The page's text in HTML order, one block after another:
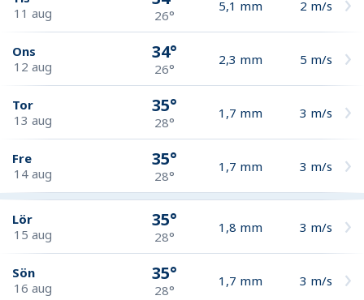
11 aug
26°
5,1 mm 2 m/s
Ons
12 aug
34°
26°
2,3 mm 5 m/s
Tor
13 aug
35°
28°
1,7 mm 3 m/s
Fre
14 aug
35°
28°
1,7 mm 3 m/s
Lör
15 aug
35°
28°
1,8 mm 3 m/s
Sön
16 aug
35°
28°
1,7 mm 3 m/s